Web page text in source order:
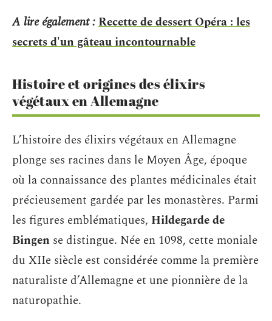
A lire également :Recette de dessert Opéra : les
secrets d'un gâteau incontournable
Histoire et origines des élixirs
végétaux en Allemagne
L’histoire des élixirs végétaux en Allemagne
plonge ses racines dans le Moyen Âge, époque
où la connaissance des plantes médicinales était
précieusement gardée par les monastères. Parmi
les figures emblématiques, Hildegarde de
Bingen se distingue. Née en 1098, cette moniale
du XIIe siècle est considérée comme la première
naturaliste d’Allemagne et une pionnière de la
naturopathie.